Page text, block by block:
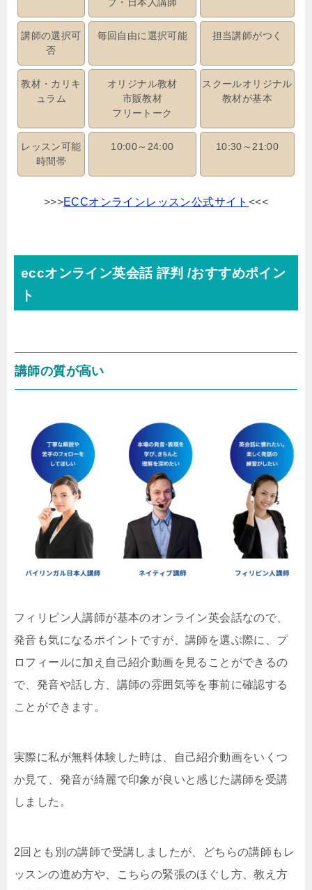
講師の選択可
否
毎回自由に選択可能 担当講師がつく
教材・カリキ
ュラム
オリジナル教材
市販教材
フリートーク
スクールオリジナル
教材が基本
レッスン可能
時間帯
10:00～24:00 10:30～21:00
>>>ECCオンラインレッスン公式サイト <<<
eccオンライン英会話 評判 /おすすめポイン
ト
講師の質が高い
フィリピン人講師が基本のオンライン英会話なので、
発音も気になるポイントですが、講師を選ぶ際に、プ
ロフィールに加え自己紹介動画を見ることができるの
で、発音や話し方、講師の雰囲気等を事前に確認する
ことができます。
実際に私が無料体験した時は、自己紹介動画をいくつ
か見て、発音が綺麗で印象が良いと感じた講師を受講
しました。
2回とも別の講師で受講しましたが、どちらの講師もレ
ッスンの進め方や、こちらの緊張のほぐし方、教え方